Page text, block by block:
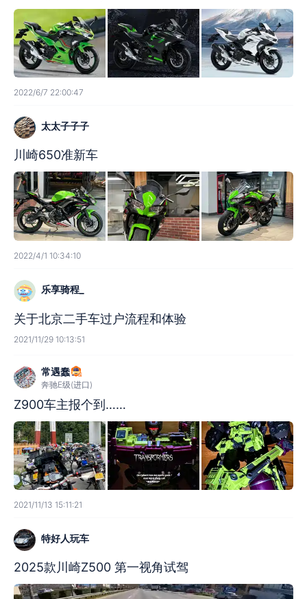
2022/6/7 22:00:47
太太子子子
川崎650准新车
2022/4/1 10:34:10
乐享骑程_
关于北京二手车过户流程和体验
2021/11/29 10:13:51
常遇蠢
奔驰E级(进口)
Z900车主报个到……
2021/11/13 15:11:21
特好人玩车
2025款川崎Z500 第一视角试驾